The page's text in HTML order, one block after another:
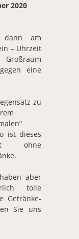
2020
dann am
– Uhrzeit
eine
zu
ist dieses
ohne
aber
tolle
Getränke-
Sie uns